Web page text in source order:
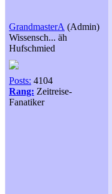
GrandmasterA (Admin)
Wissensch... äh
Hufschmied
Posts: 4104
Rang: Zeitreise-
Fanatiker